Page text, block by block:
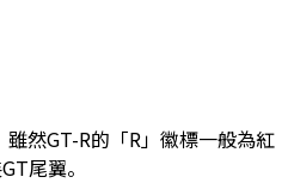
然GT-R的「R」徽標一般為紅
尾翼。